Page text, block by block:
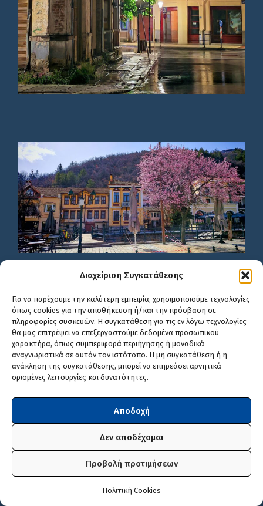
Διαχείριση Συγκατάθεσης
Για να παρέχουμε την καλύτερη εμπειρία, χρησιμοποιούμε τεχνολογίες
όπως cookies για την αποθήκευση ή/και την πρόσβαση σε
πληροφορίες συσκευών. Η συγκατάθεση για τις εν λόγω τεχνολογίες
θα μας επιτρέψει να επεξεργαστούμε δεδομένα προσωπικού
χαρακτήρα, όπως συμπεριφορά περιήγησης ή μοναδικά
αναγνωριστικά σε αυτόν τον ιστότοπο. Η μη συγκατάθεση ή η
ανάκληση της συγκατάθεσης, μπορεί να επηρεάσει αρνητικά
ορισμένες λειτουργίες και δυνατότητες.
Αποδοχή
Δεν αποδέχομαι
Προβολή προτιμήσεων
Πολιτική Cookies